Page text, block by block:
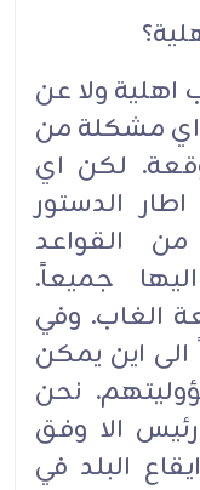
اهلية ولا عن
اي مشكلة من
لكن اي
الدستور
القواعد
جميعاً.
الغاب. وفي
اين يمكن
نحن
الا وفق
البلد في